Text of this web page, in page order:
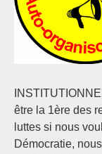
être la 1ère des
luttes si nous
Démocratie,